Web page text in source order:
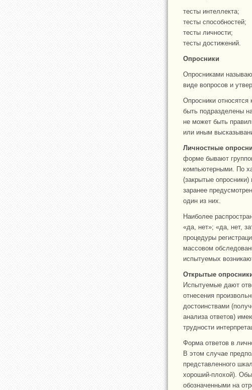
тесты интеллекта;
тесты способностей;
тесты личности;
тесты достижений.
Опросники
Опросниками
виде вопросов и
Опросники относятся
быть подразделены
не может быть
или иным
Личностные
форме бывают
компьютерными. По
(закрытые
заранее
один из них.
Наиболее
«да, нет»; «да, нет,
процедуры
массовом
испытуемых
Открытые
Испытуемые дают
отнесения
достоинствами
анализа ответов)
трудности
Форма ответов в
В этом случае
представленного
хороший-плохой).
обозначенными на